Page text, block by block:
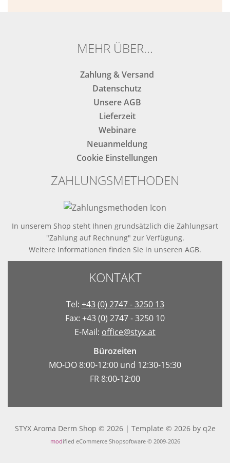
MEHR ÜBER...
Zahlung & Versand
Datenschutz
Unsere AGB
Lieferzeit
Webinare
Neuanmeldung
Cookie Einstellungen
ZAHLUNGSMETHODEN
In unserem Shop steht Ihnen grundsätzlich die Zahlungsart
"Zahlung auf Rechnung" zur Verfügung.
Weitere Informationen finden Sie in unseren AGB.
KONTAKT
Tel: +43 (0) 2747 - 3250 13
Fax: +43 (0) 2747 - 3250 10
E-Mail: office@styx.at
Bürozeiten
MO-DO 8:00-12:00 und 12:30-15:30
FR 8:00-12:00
STYX Aroma Derm Shop © 2026 | Template © 2026 by q2e
modified eCommerce Shopsoftware © 2009-2026